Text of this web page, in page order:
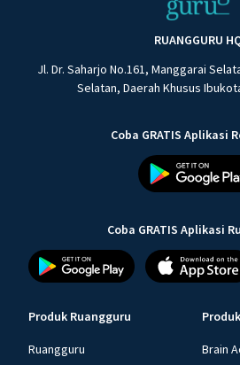
RUANGGURU
Jl. Dr. Saharjo No.161, Manggarai
Selatan, Daerah Khusus
Coba GRATIS Aplikasi
Coba GRATIS Aplikasi
Produk Ruangguru
Ruangguru
Brain